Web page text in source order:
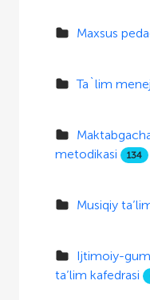
Maxsus
Ta`lim
metodikasi
134
Musiqiy
Ijtimoiy-
ta’lim kafedrasi